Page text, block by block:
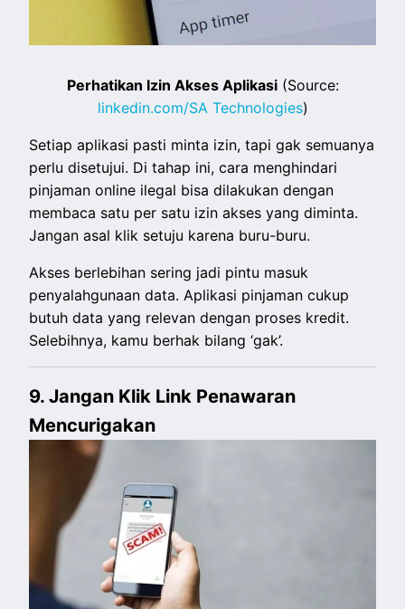
Perhatikan Izin Akses Aplikasi(Source:
linkedin.com/SA Technologies)
Setiap aplikasi pasti minta izin, tapi gak semuanya
perlu disetujui. Di tahap ini, cara menghindari
pinjaman online ilegal bisa dilakukan dengan
membaca satu per satu izin akses yang diminta.
Jangan asal klik setuju karena buru-buru.
Akses berlebihan sering jadi pintu masuk
penyalahgunaan data. Aplikasi pinjaman cukup
butuh data yang relevan dengan proses kredit.
Selebihnya, kamu berhak bilang ‘gak’.
9. Jangan Klik Link Penawaran
Mencurigakan